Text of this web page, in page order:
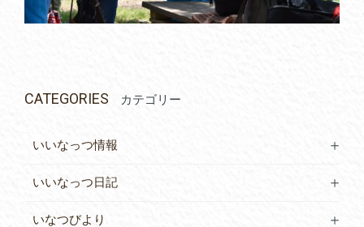
CATEGORIES カテゴリー
いいなっつ情報
いいなっつ日記
いなつびより